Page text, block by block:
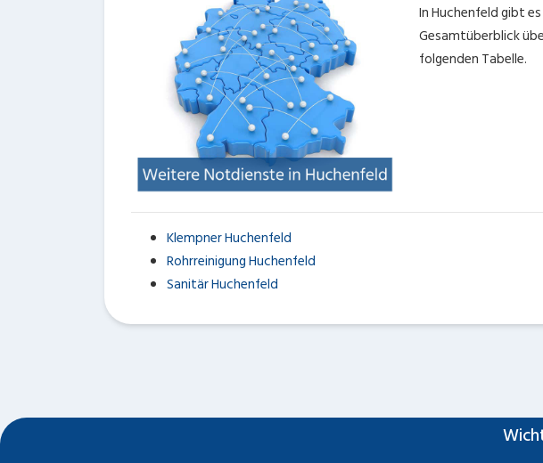
In Huchenfeld gibt
Gesamtüberblick
folgenden Tabelle.
Klempner Huchenfeld
Rohrreinigung Huchenfeld
Sanitär Huchenfeld